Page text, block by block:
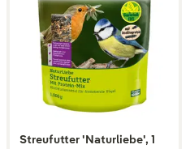
Streufutter 'Naturliebe', 1